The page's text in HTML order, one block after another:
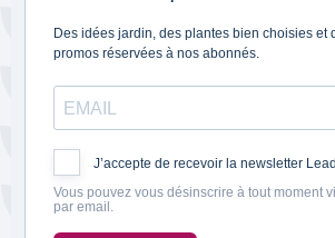
Des idées jardin, des plantes bien choisies et
promos réservées à nos abonnés.
J’accepte de recevoir la newsletter
Vous pouvez vous désinscrire à tout moment
par email.